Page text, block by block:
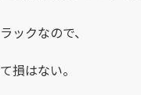
ックなので、
損はない。